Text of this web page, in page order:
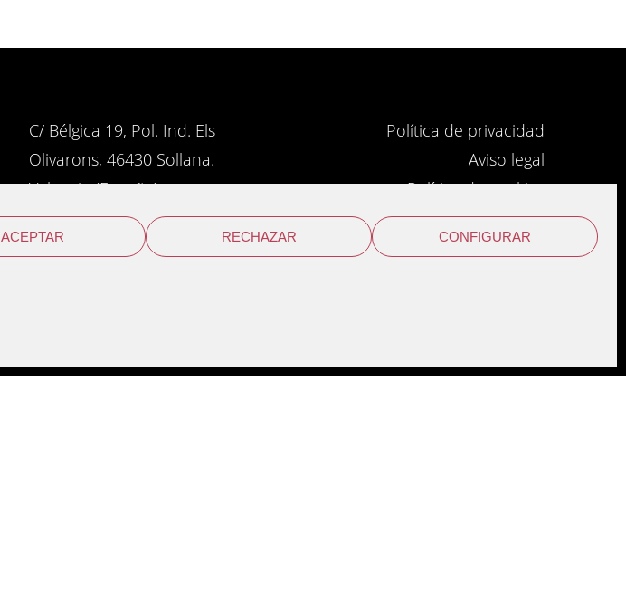
ACEPTAR RECHAZAR CONFIGURAR
C/ Bélgica 19, Pol. Ind. Els
Olivarons, 46430 Sollana.
Valencia (España)
CIF: B46673364
Política de privacidad
Aviso legal
Política de cookies
Canal ético
ACCESO EMPLEADOS